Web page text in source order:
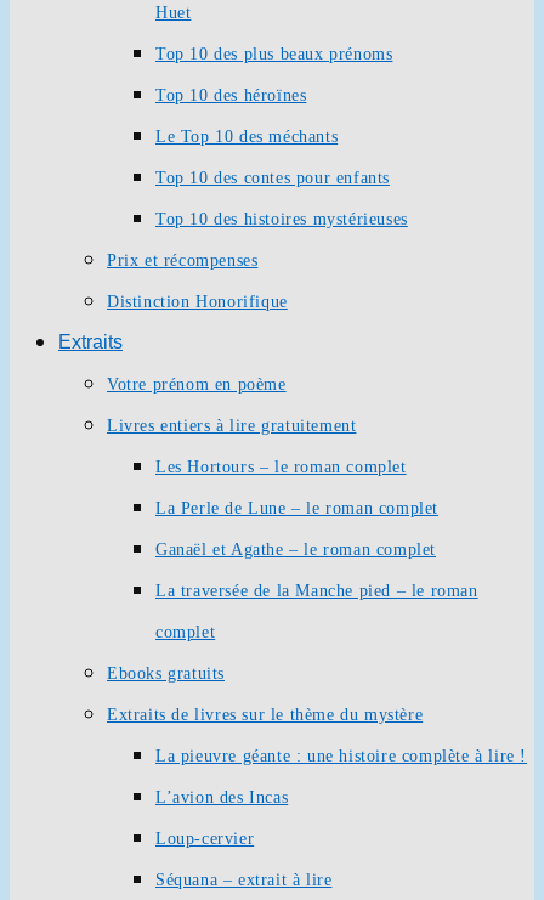
Huet
Top 10 des plus beaux prénoms
Top 10 des héroïnes
Le Top 10 des méchants
Top 10 des contes pour enfants
Top 10 des histoires mystérieuses
Prix et récompenses
Distinction Honorifique
Extraits
Votre prénom en poème
Livres entiers à lire gratuitement
Les Hortours – le roman complet
La Perle de Lune – le roman complet
Ganaël et Agathe – le roman complet
La traversée de la Manche pied – le roman
complet
Ebooks gratuits
Extraits de livres sur le thème du mystère
La pieuvre géante : une histoire complète à lire !
L’avion des Incas
Loup-cervier
Séquana – extrait à lire